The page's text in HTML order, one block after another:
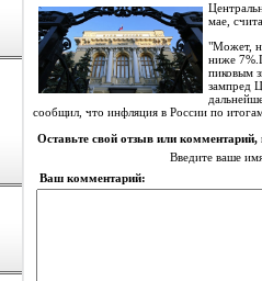
мае,
"Может,
ниже
пиковым
зампред
сообщил, что инфляция в России по
Оставьте свой отзыв или комментарий,
Введите ваше
Ваш комментарий: